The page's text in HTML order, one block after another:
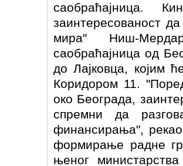
саобраћајница.
заинтересованост
мира" Ниш-
саобраћајница од
до Лајковца, којим
Коридором 11.
око Београда,
спремни да
финансирања",
формирање радне
њеног